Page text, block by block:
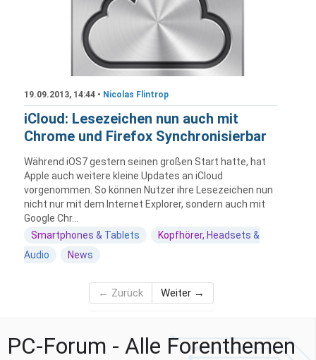
19.09.2013, 14:44 • Nicolas Flintrop
iCloud: Lesezeichen nun auch mit
Chrome und Firefox Synchronisierbar
Während iOS7 gestern seinen großen Start hatte, hat
Apple auch weitere kleine Updates an iCloud
vorgenommen. So können Nutzer ihre Lesezeichen nun
nicht nur mit dem Internet Explorer, sondern auch mit
Google Chr...
Smartphones & Tablets
Kopfhörer, Headsets &
Audio
News
← Zurück Weiter →
PC-Forum - Alle Forenthemen